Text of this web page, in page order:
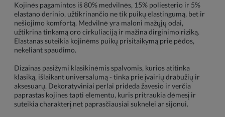
Kojinės pagamintos iš 80% medvilnės, 15% poliesterio ir 5%
elastano derinio, užtikrinančio ne tik puikų elastingumą, bet ir
nešiojimo komfortą. Medvilnė yra maloni mažųjų odai,
užtikrina tinkamą oro cirkuliaciją ir mažina dirginimo riziką.
Elastanas suteikia kojinėms puikų prisitaikymą prie pėdos,
nekeliant spaudimo.
Dizainas pasižymi klasikinėmis spalvomis, kurios atitinka
klasiką, išlaikant universalumą - tinka prie įvairių drabužių ir
aksesuarų. Dekoratyviniai perlai prideda žavesio ir verčia
paprastas kojines tapti elementu, kuris pritraukia dėmesį ir
suteikia charakterį net paprasčiausiai suknelei ar sijonui.